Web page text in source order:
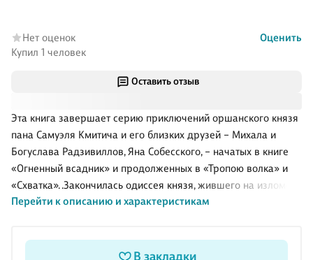
Оставить отзыв
Эта книга завершает серию приключений оршанского князя
пана Самуэля Кмитича и его близких друзей – Михала и
Богуслава Радзивиллов, Яна Собесского, – начатых в книге
«Огненный всадник» и продолженных в «Тропою волка» и
«Схватка». .Закончилась одиссея князя, жившего на изломе
двух эпох в истории белорусского государства: его золотого
белорусский поэт Владислав Сырокомля: «Вместе с
Перейти к описанию и характеристикам
Нет оценок
Оценить
Купил 1 человек
В закладки